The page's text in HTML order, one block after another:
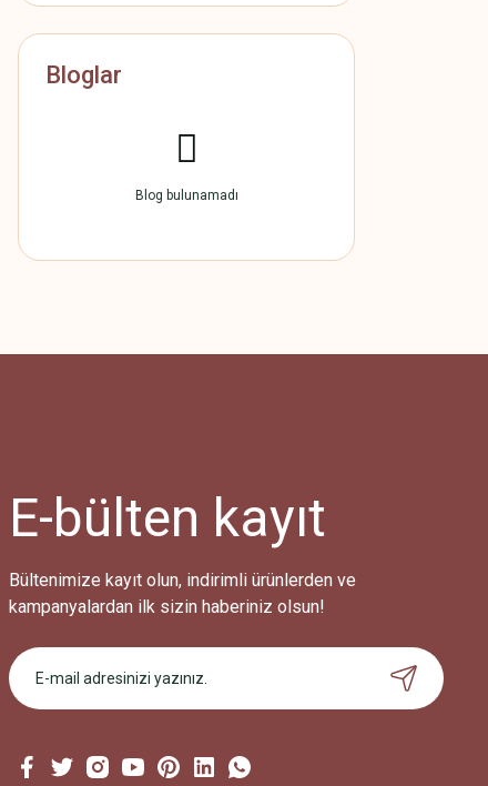
Bloglar
Blog bulunamadı
E-bülten kayıt
Bültenimize kayıt olun, indirimli ürünlerden ve
kampanyalardan ilk sizin haberiniz olsun!